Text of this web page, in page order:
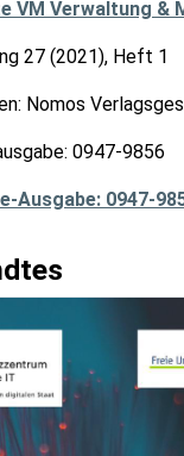
27 (2021), Heft 1
Nomos
0947-9856
Ausgabe: 0947-